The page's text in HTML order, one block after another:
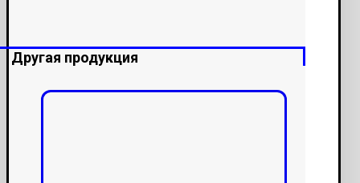
Другая продукция